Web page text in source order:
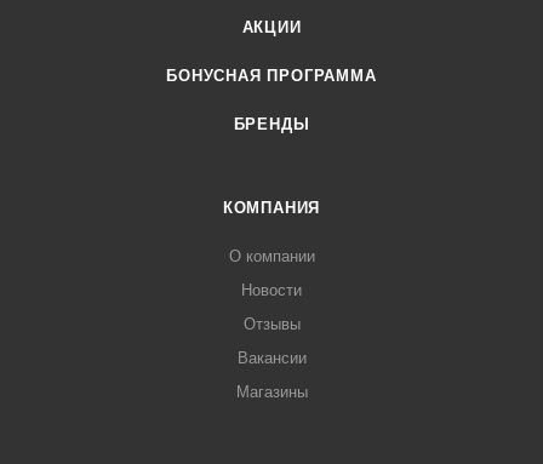
АКЦИИ
БОНУСНАЯ ПРОГРАММА
БРЕНДЫ
КОМПАНИЯ
О компании
Новости
Отзывы
Вакансии
Магазины